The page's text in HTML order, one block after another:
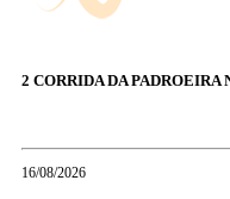
2 CORRIDA DA PADROEIRA
16/08/2026